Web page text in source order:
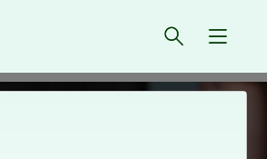
Åpne søk
{